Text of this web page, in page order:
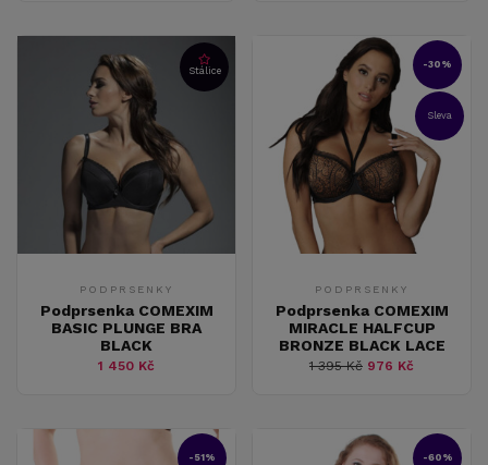
Stálice
PODPRSENKY
Podprsenka COMEXIM
BASIC PLUNGE BRA
BLACK
1 450 Kč
-30%
Sleva
PODPRSENKY
Podprsenka COMEXIM
MIRACLE HALFCUP
BRONZE BLACK LACE
1 395 Kč 976 Kč
-51% -60%